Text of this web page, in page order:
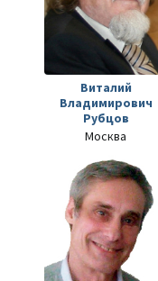
Виталий
Владимирович
Рубцов
Москва